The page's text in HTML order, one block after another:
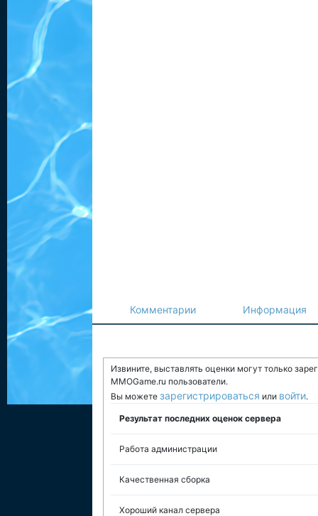
Комментарии Информация
Извините, выставлять оценки могут только
MMOGame.ru пользователи.
Вы можете зарегистрироваться или войти.
Результат последних оценок сервера
Работа администрации
Качественная сборка
Хороший канал сервера